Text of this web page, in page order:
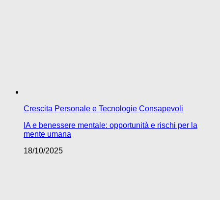
Crescita Personale e Tecnologie Consapevoli
IA e benessere mentale: opportunità e rischi per la
mente umana
18/10/2025